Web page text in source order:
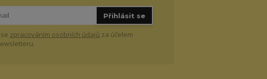
Přihlásit se
zpracováním osobních údajů za účelem